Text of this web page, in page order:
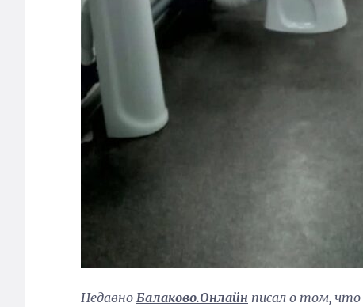
Недавно Балаково.Онлайн писал о том, что